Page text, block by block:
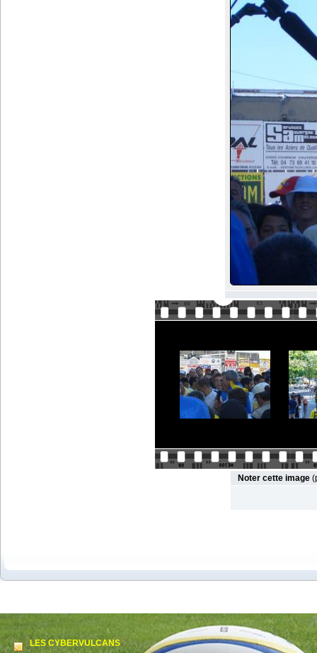
Noter cette image
LES CYBERVULCANS